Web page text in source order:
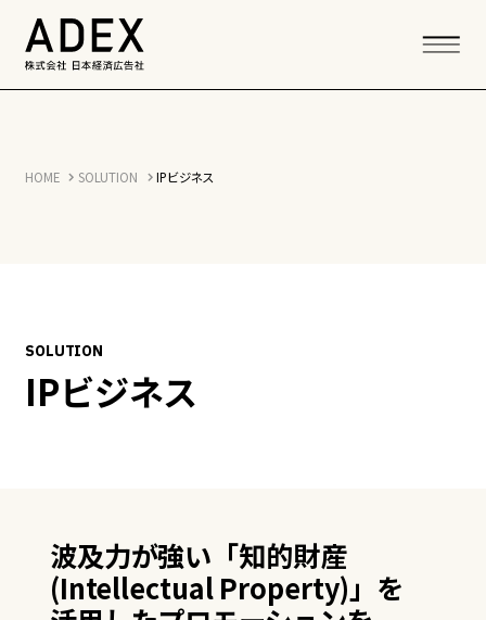
HOME SOLUTION IPビジネス
SOLUTION
IPビジネス
波及力が強い「知的財産
(Intellectual Property)」を